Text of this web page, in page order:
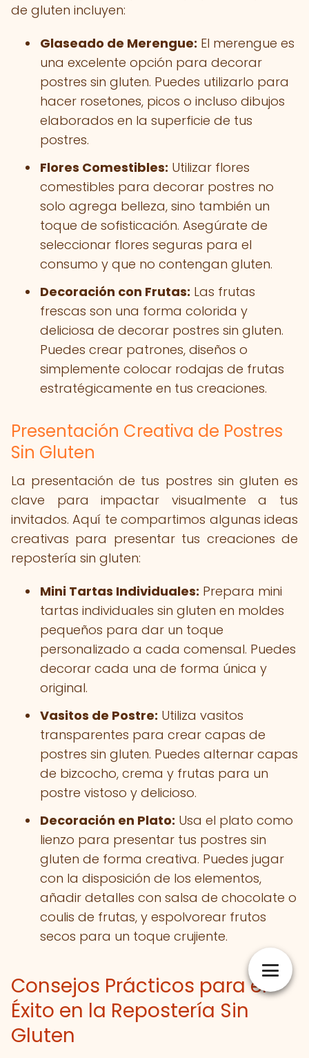
de gluten incluyen:
Glaseado de Merengue: El merengue es
una excelente opción para decorar
postres sin gluten. Puedes utilizarlo para
hacer rosetones, picos o incluso dibujos
elaborados en la superficie de tus
postres.
Flores Comestibles: Utilizar flores
comestibles para decorar postres no
solo agrega belleza, sino también un
toque de sofisticación. Asegúrate de
seleccionar flores seguras para el
consumo y que no contengan gluten.
Decoración con Frutas: Las frutas
frescas son una forma colorida y
deliciosa de decorar postres sin gluten.
Puedes crear patrones, diseños o
simplemente colocar rodajas de frutas
estratégicamente en tus creaciones.
Presentación Creativa de Postres
Sin Gluten
La presentación de tus postres sin gluten es
clave para impactar visualmente a tus
invitados. Aquí te compartimos algunas ideas
creativas para presentar tus creaciones de
repostería sin gluten:
Mini Tartas Individuales: Prepara mini
tartas individuales sin gluten en moldes
pequeños para dar un toque
personalizado a cada comensal. Puedes
decorar cada una de forma única y
original.
Vasitos de Postre: Utiliza vasitos
transparentes para crear capas de
postres sin gluten. Puedes alternar capas
de bizcocho, crema y frutas para un
postre vistoso y delicioso.
Decoración en Plato: Usa el plato como
lienzo para presentar tus postres sin
gluten de forma creativa. Puedes jugar
con la disposición de los elementos,
añadir detalles con salsa de chocolate o
coulis de frutas, y espolvorear frutos
secos para un toque crujiente.
Consejos Prácticos para el
Éxito en la Repostería Sin
Gluten